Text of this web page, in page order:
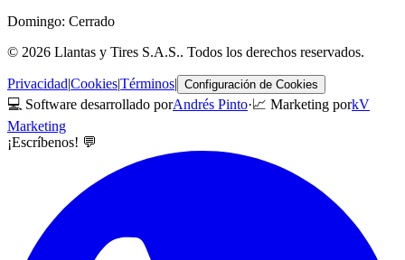
Domingo: Cerrado
© 2026 Llantas y Tires S.A.S.. Todos los derechos reservados.
Privacidad|Cookies|Términos| Configuración de Cookies
💻 Software desarrollado porAndrés Pinto·📈 Marketing porkV
Marketing
¡Escríbenos! 💬